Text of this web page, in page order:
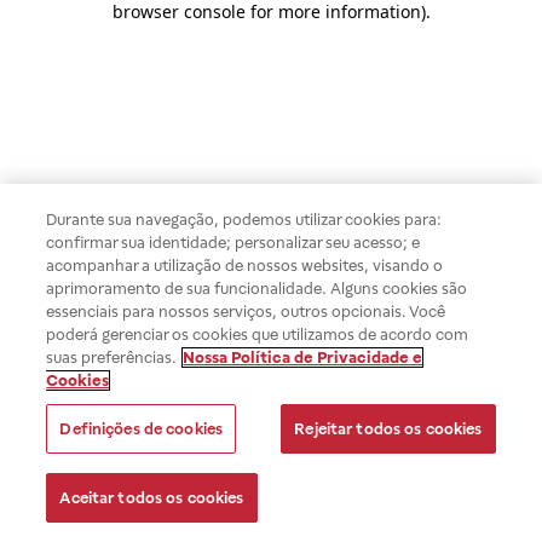
browser console for more information).
Durante sua navegação, podemos utilizar cookies para:
confirmar sua identidade; personalizar seu acesso; e
acompanhar a utilização de nossos websites, visando o
aprimoramento de sua funcionalidade. Alguns cookies são
essenciais para nossos serviços, outros opcionais. Você
poderá gerenciar os cookies que utilizamos de acordo com
suas preferências. Nossa Política de Privacidade e
Cookies
Definições de cookies Rejeitar todos os cookies
Aceitar todos os cookies